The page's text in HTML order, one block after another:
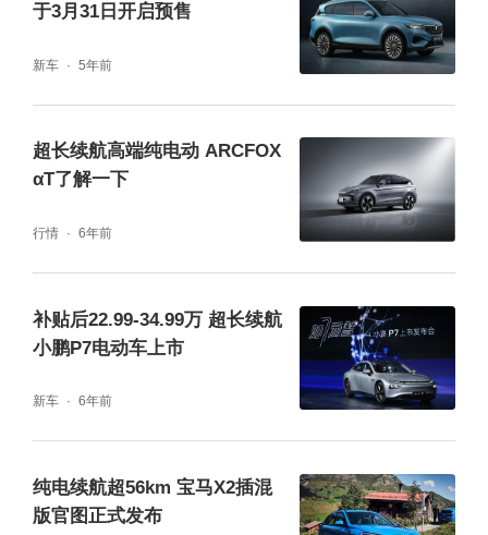
载前后双电机，最大功率360kW，峰值扭矩72
0N·m，百公里加速最快可达4.4秒，比岚图FR
EE标准版要快0.1秒。在得到长续航的同时，
并没有牺牲动力。
得益于电动机的输出特性以及超长续航纯电版
于3月31日开启预售
新车 5年前
超长续航高端纯电动 ΑRCFOX
αT了解一下
行情 6年前
补贴后22.99-34.99万 超长续航
小鹏P7电动车上市
新车 6年前
纯电续航超56km 宝马X2插混
版官图正式发布